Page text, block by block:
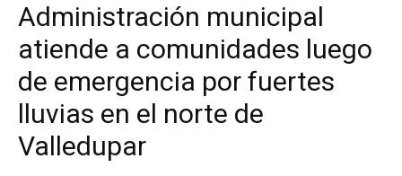
Administración municipal
atiende a comunidades luego
de emergencia por fuertes
lluvias en el norte de
Valledupar